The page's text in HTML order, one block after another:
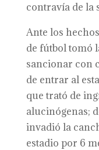
contravía de la
Ante los
de fútbol tomó
sancionar con
de entrar al
que trató de
alucinógenas;
invadió la
estadio por 6